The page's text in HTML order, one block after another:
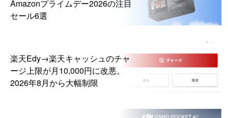
Amazonプライムデー2026の注目
セール6選
楽天Edy→楽天キャッシュのチャ
ージ上限が月10,000円に改悪。
2026年8月から大幅制限